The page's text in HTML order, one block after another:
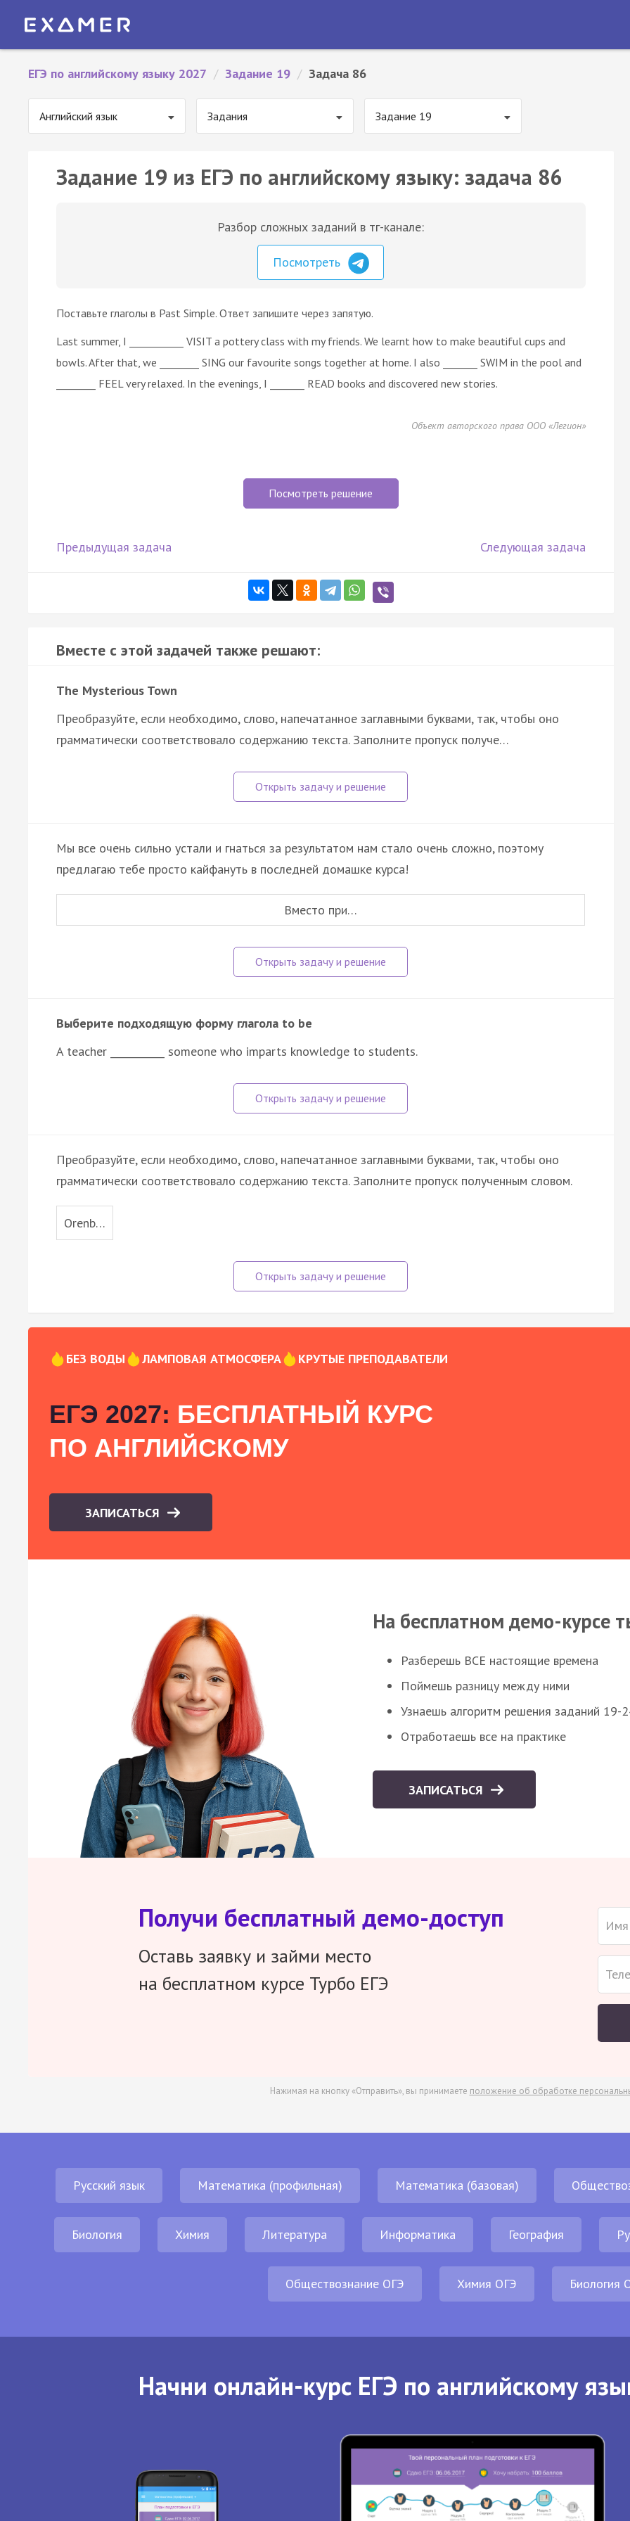
ЕГЭ по английскому языку 2027 / Задание 19 / Задача 86
Английский язык Задания Задание 19
Задание 19 из ЕГЭ по английскому языку: задача 86
Разбор сложных заданий в тг-канале:
Посмотреть
Поставьте глаголы в Past Simple. Ответ запишите через запятую.
Last summer, I ___________ VISIT a pottery class with my friends. We learnt how to make beautiful cups and
bowls. After that, we ________ SING our favourite songs together at home. I also _______ SWIM in the pool and
________ FEEL very relaxed. In the evenings, I _______ READ books and discovered new stories.
Объект авторского права ООО «Легион»
Посмотреть решение
Предыдущая задача Следующая задача
Вместе с этой задачей также решают:
The Mysterious Town
Преобразуйте, если необходимо, слово, напечатанное заглавными буквами, так, чтобы оно
грамматически соответствовало содержанию текста. Заполните пропуск получе…
Мы все очень сильно устали и гнаться за результатом нам стало очень сложно, поэтому
предлагаю тебе просто кайфануть в последней домашке курса!
Вместо при…
Выберите подходящую форму глагола to be
A teacher ___________ someone who imparts knowledge to students.
Преобразуйте, если необходимо, слово, напечатанное заглавными буквами, так, чтобы оно
грамматически соответствовало содержанию текста. Заполните пропуск полученным словом.
Orenb…
БЕЗ ВОДЫ ЛАМПОВАЯ АТМОСФЕРА КРУТЫЕ ПРЕПОДАВАТЕЛИ
ЕГЭ 2027: БЕСПЛАТНЫЙ КУРС
ПО АНГЛИЙСКОМУ
ЗАПИСАТЬСЯ
На бесплатном демо-курсе
Разберешь ВСЕ настоящие времена
Поймешь разницу между ними
Узнаешь алгоритм решения заданий 19-
Отработаешь все на практике
ЗАПИСАТЬСЯ
Получи бесплатный демо-доступ
Оставь заявку и займи место
на бесплатном курсе Турбо ЕГЭ
Нажимая на кнопку «Отправить», вы принимаете положение об обработке
Русский язык Математика (профильная) Математика (базовая)
Биология Химия Литература Информатика География
Обществознание ОГЭ Химия ОГЭ Биология
Начни онлайн-курс ЕГЭ по английскому